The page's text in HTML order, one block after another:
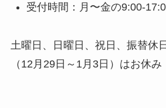
受付時間：月〜金の9:00-
土曜日、日曜日、祝日、振替休
（12月29日～1月3日）はお休み